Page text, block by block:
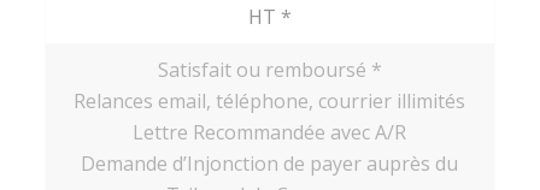
HT *
Satisfait ou remboursé *
Relances email, téléphone, courrier illimités
Lettre Recommandée avec A/R
Demande d’Injonction de payer auprès du